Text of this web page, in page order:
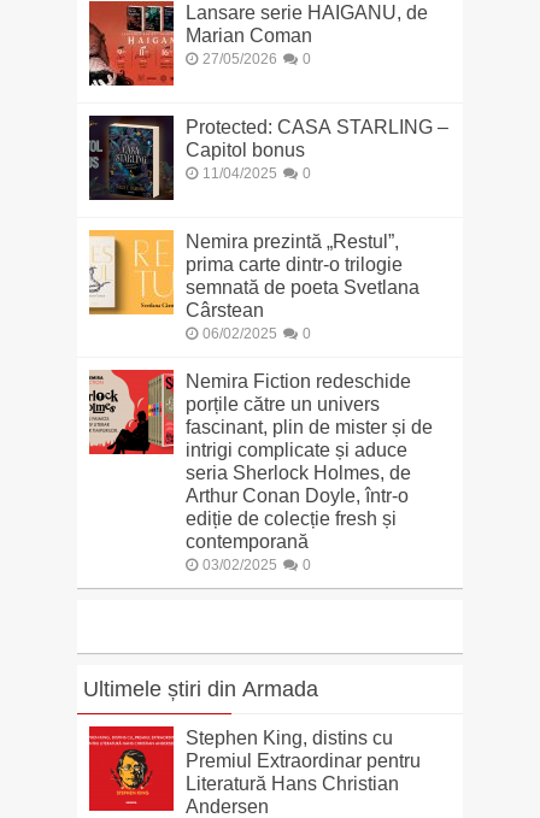
Lansare serie HAIGANU, de
Marian Coman
27/05/2026 0
Protected: CASA STARLING –
Capitol bonus
11/04/2025 0
Nemira prezintă „Restul”,
prima carte dintr-o trilogie
semnată de poeta Svetlana
Cârstean
06/02/2025 0
Nemira Fiction redeschide
porțile către un univers
fascinant, plin de mister și de
intrigi complicate și aduce
seria Sherlock Holmes, de
Arthur Conan Doyle, într-o
ediție de colecție fresh și
contemporană
03/02/2025 0
Ultimele știri din Armada
Stephen King, distins cu
Premiul Extraordinar pentru
Literatură Hans Christian
Andersen